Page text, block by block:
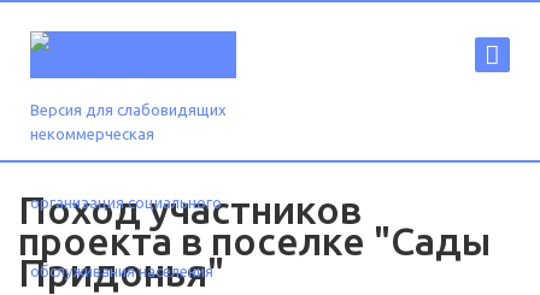
Версия для слабовидящих
Поход участников
проекта в поселке "Сады
Придонья"